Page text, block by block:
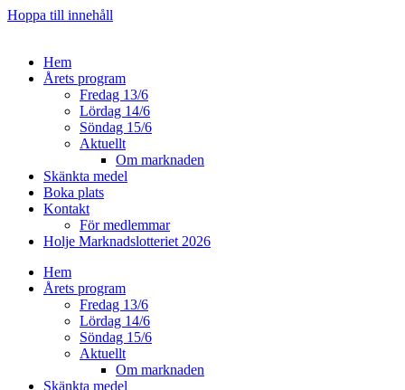
Hoppa till innehåll
Hem
Årets program
Fredag 13/6
Lördag 14/6
Söndag 15/6
Aktuellt
Om marknaden
Skänkta medel
Boka plats
Kontakt
För medlemmar
Holje Marknadslotteriet 2026
Hem
Årets program
Fredag 13/6
Lördag 14/6
Söndag 15/6
Aktuellt
Om marknaden
Skänkta medel